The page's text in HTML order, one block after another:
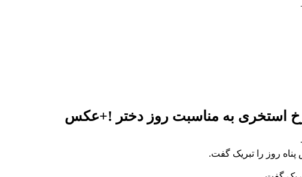
استخری به مناسبت روز دختر !+عکس
روز را تبریک گفت.